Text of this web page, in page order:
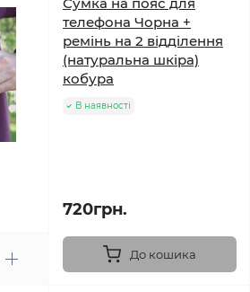
телефона Чорна +
ремінь на 2 відділення
(натуральна шкіра)
кобура
В наявності
720грн.
До кошика